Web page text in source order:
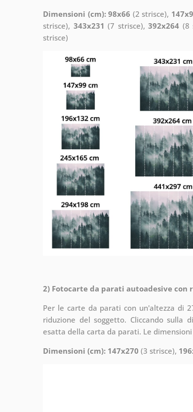
Dimensioni (cm): 98x66 (2 strisce),
strisce), 343x231 (7 strisce),392x264 (8
strisce)
2) Fotocarte da parati autoadesive
Per le carte da parati con un'altezza di
riduzione del soggetto. Cliccando sulla
esatta della carta da parati. Le
Dimensioni (cm): 147x270 (3 strisce),